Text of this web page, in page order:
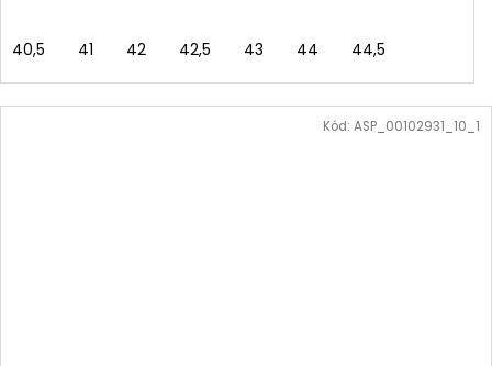
40,5 41 42 42,5 43 44 44,5
Kód: ASP_00102931_10_1